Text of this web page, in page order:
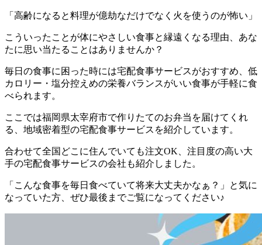
「高齢になると料理が億劫なだけでなく火を使うのが怖い」
こういったことが体にやさしい食事と縁遠くなる理由、あな
たに思い当たることはありませんか？
毎日の食事に困った時には宅配食事サービスがおすすめ、低
カロリー・塩分控えめの栄養バランスがいい食事が手軽に食
べられます。
ここでは福岡県太宰府市で作りたてのお弁当を届けてくれ
る、地域密着型の宅配食事サービスを紹介しています。
合わせて全国どこに住んでいても注文OK、注目度の高い大
手の宅配食事サービスの会社も紹介 しました。
「こんな食事を毎日食べていて将来大丈夫かなぁ？」と気に
なっていた方、ぜひ最後までご覧になってください♪